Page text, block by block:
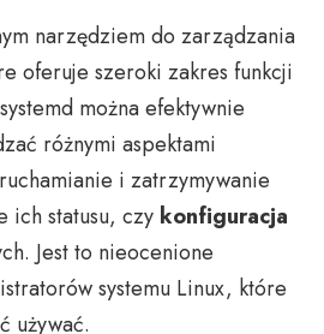
narzędziem do zarządzania
oferuje szeroki zakres funkcji
można efektywnie
różnymi aspektami
i zatrzymywanie
ich statusu, czy konfiguracja
Jest to nieocenione
systemu Linux, które
używać.